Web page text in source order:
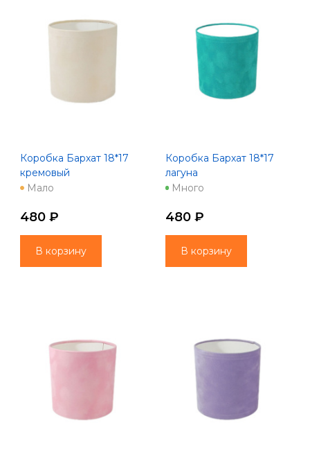
Коробка Бархат 18*17
кремовый
Мало
480 ₽
В корзину
Коробка Бархат 18*17
лагуна
Много
480 ₽
В корзину